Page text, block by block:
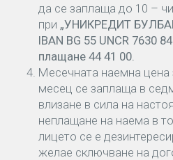
да се заплаща до 10 –
при „УНИКРЕДИТ
IBAN BG 55 UNCR 7630
плащане 44 41 00.
Месечната наемна цена
месец се заплаща в
влизане в сила на
неплащане на наема в
лицето се е
желае сключване на